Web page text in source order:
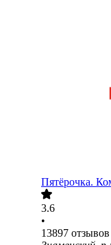
Пятёрочка.
3.6
•
13897 отзывов